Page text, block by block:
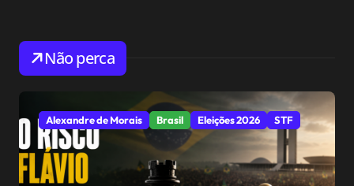
Não perca
Alexandre de Morais Brasil Eleições 2026 STF